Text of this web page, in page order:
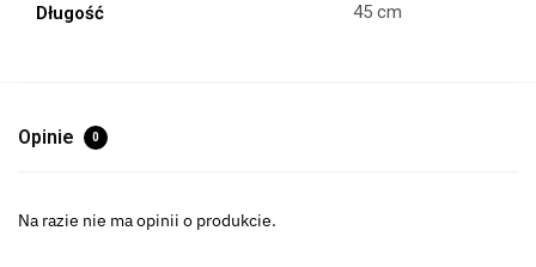
Długość 45 cm
Opinie 0
Na razie nie ma opinii o produkcie.